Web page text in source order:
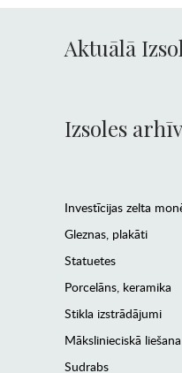
Aktuālā
Izsoles
Investīcijas zelta
Gleznas, plakāti
Statuetes
Porcelāns, keramika
Stikla izstrādājumi
Mākslinieciskā liešana
Sudrabs